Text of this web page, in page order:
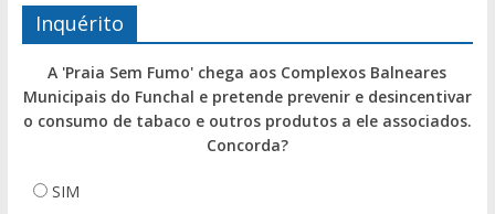
Inquérito
A 'Praia Sem Fumo' chega aos Complexos Balneares
Municipais do Funchal e pretende prevenir e desincentivar
o consumo de tabaco e outros produtos a ele associados.
Concorda?
SIM